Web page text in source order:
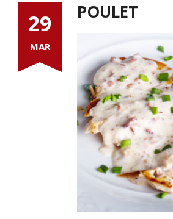
29
MAR
POULET